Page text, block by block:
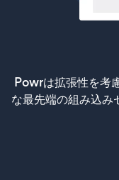
Powrは拡張性を考
な最先端の組み込み